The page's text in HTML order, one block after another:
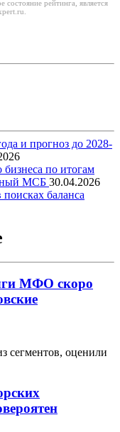
рейтинга, является
и прогноз до 2028-
по итогам
МСБ 30.04.2026
баланса
МФО скоро
сегментов, оценили